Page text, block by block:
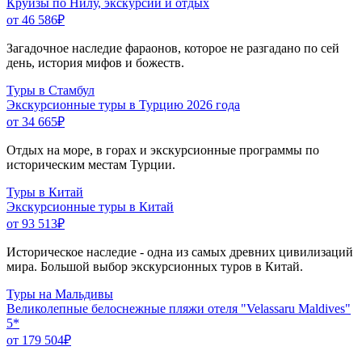
Круизы по Нилу, экскурсии и отдых
от 46 586₽
Загадочное наследие фараонов, которое не разгадано по сей
день, история мифов и божеств.
Туры в Стамбул
Экскурсионные туры в Турцию 2026 года
от 34 665₽
Отдых на море, в горах и экскурсионные программы по
историческим местам Турции.
Туры в Китай
Экскурсионные туры в Китай
от 93 513₽
Историческое наследие - одна из самых древних цивилизаций
мира. Большой выбор экскурсионных туров в Китай.
Туры на Мальдивы
Великолепные белоснежные пляжи отеля "Velassaru Maldives"
5*
от 179 504₽